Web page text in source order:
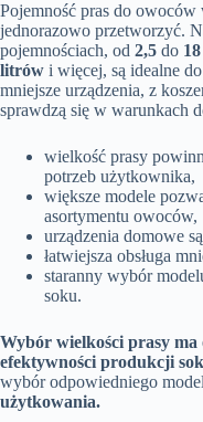
Pojemność pras do
jednorazowo przetworzyć.
pojemnościach, od 2,5 do
litrów i więcej, są idealne
mniejsze urządzenia, z
sprawdzą się w warunkach
wielkość prasy
potrzeb użytkownika,
większe modele
asortymentu owoców,
urządzenia domowe
łatwiejsza obsługa
staranny wybór
soku.
Wybór wielkości prasy ma
efektywności produkcji
wybór odpowiedniego
użytkowania.